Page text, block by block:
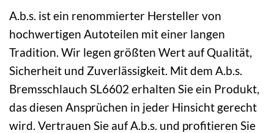
A.b.s. ist ein renommierter Hersteller von
hochwertigen Autoteilen mit einer langen
Tradition. Wir legen größten Wert auf Qualität,
Sicherheit und Zuverlässigkeit. Mit dem A.b.s.
Bremsschlauch SL6602 erhalten Sie ein Produkt,
das diesen Ansprüchen in jeder Hinsicht gerecht
wird. Vertrauen Sie auf A.b.s. und profitieren Sie